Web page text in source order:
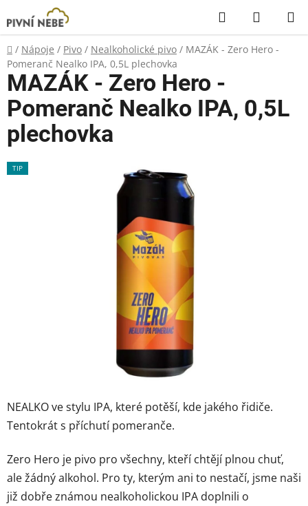
na
obsah
Hledat
KOŠÍK
Domů
/ Nápoje / Pivo / Nealkoholické pivo / MAZÁK - Zero Hero -
Pomeranč Nealko IPA, 0,5L plechovka
NEALKO ve stylu IPA, které potěší, kde jakého řidiče.
Tentokrát s příchutí pomeranče.
Zero Hero je pivo pro všechny, kteří chtějí plnou chuť,
ale žádný alkohol. Pro ty, kterým ani to nestačí, jsme naši
již dobře známou nealkoholickou IPA doplnili o
MAZÁK - Zero Hero -
Pomeranč Nealko IPA, 0,5L
plechovka
TIP